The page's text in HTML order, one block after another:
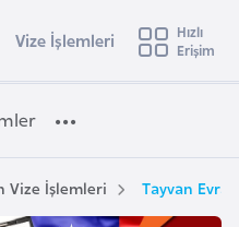
e
t
Vize İşlemleri
Hızlı
Erişim
Vize İşlemleri Tayvan